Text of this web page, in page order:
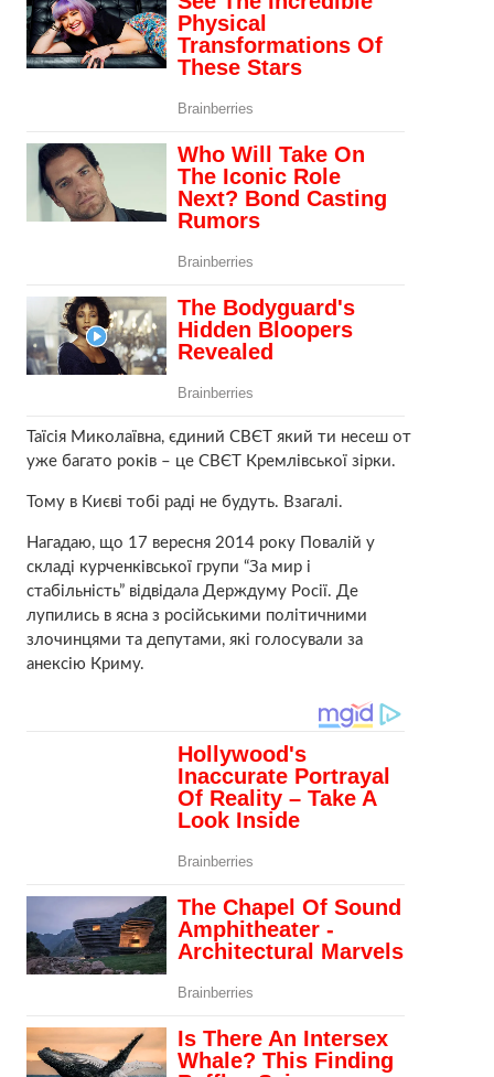
Таїсія Миколаївна, єдиний СВЄТ який ти несеш от
уже багато років – це СВЄТ Кремлівської зірки.
Тому в Києві тобі раді не будуть. Взагалі.
Нагадаю, що 17 вересня 2014 року Повалій у
складі курченківської групи “За мир і
стабільність” відвідала Держдуму Росії. Де
лупились в ясна з російськими політичними
злочинцями та депутами, які голосували за
анексію Криму.